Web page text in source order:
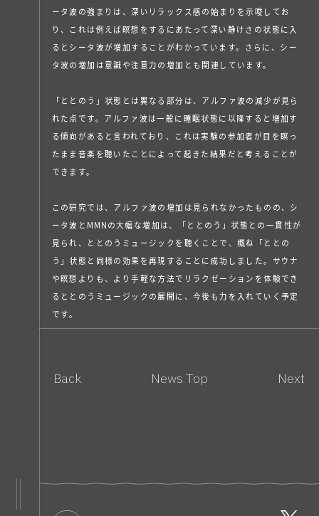
ータ波の強まりは、深いリラックス感の始まりを示唆してお
り、これは例えば瞑想をするにあたって深い静けさの状態に入
るとシータ波が増加することがわかっています。さらに、シー
タ波の増加は意識や注意力の増加とも関連しています。
「ととのう」状態とは異なる部分は、アルファ波の減少が見ら
れた点です。アルファ波は一般に睡眠状態に以降すると増加す
る傾向があると言われており、これは実験の参加者が目を瞑っ
たまま音楽を聴いたことによって起きた結果だと考えることが
できます。
この研究では、アルファ波の増加は見られなかったものの、シ
ータ波とMMNの大幅な増加は、「ととのう」状態との一貫性が
見られ、ととのうミュージックを聴くことで、概ね「ととの
う」状態と同様の効果を再現することに成功しました。サウナ
や瞑想よりも、より手軽な方法でリラクゼーションを体験でき
るととのうミュージックの展開に、今後も力を入れていく予定
です。
Back News Top Next